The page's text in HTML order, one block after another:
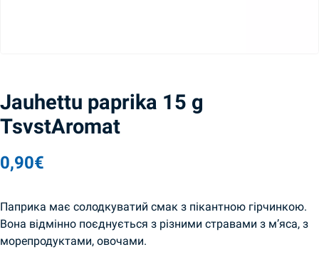
Jauhettu paprika 15 g
TsvstAromat
0,90€
Паприка має солодкуватий смак з пікантною гірчинкою.
Вона відмінно поєднується з різними стравами з м’яса, з
морепродуктами, овочами.